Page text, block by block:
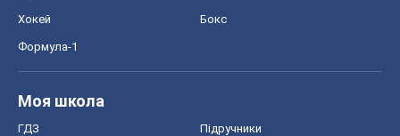
Хокей Бокс
Формула-1
Моя школа
ГДЗ Підручники